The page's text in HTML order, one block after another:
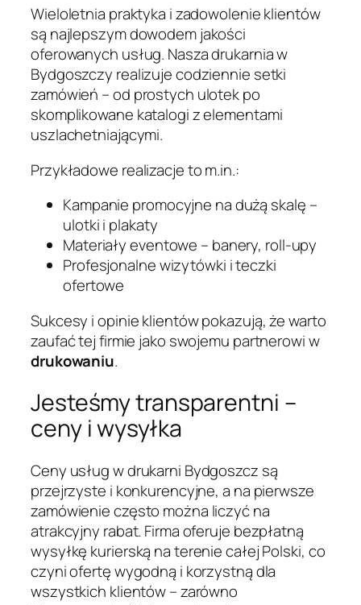
Wieloletnia praktyka i zadowolenie klientów
są najlepszym dowodem jakości
oferowanych usług. Nasza drukarnia w
Bydgoszczy realizuje codziennie setki
zamówień – od prostych ulotek po
skomplikowane katalogi z elementami
uszlachetniającymi.
Przykładowe realizacje to m.in.:
Kampanie promocyjne na dużą skalę –
ulotki i plakaty
Materiały eventowe – banery, roll-upy
Profesjonalne wizytówki i teczki
ofertowe
Sukcesy i opinie klientów pokazują, że warto
zaufać tej firmie jako swojemu partnerowi w
drukowaniu.
Jesteśmy transparentni –
ceny i wysyłka
Ceny usług w drukarni Bydgoszcz są
przejrzyste i konkurencyjne, a na pierwsze
zamówienie często można liczyć na
atrakcyjny rabat. Firma oferuje bezpłatną
wysyłkę kurierską na terenie całej Polski, co
czyni ofertę wygodną i korzystną dla
wszystkich klientów – zarówno